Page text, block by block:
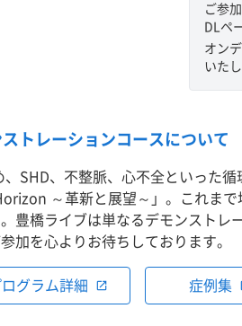
ご参
DLペ
オン
いた
トレーションコースについて
、SHD、不整脈、心不全といった
～革新と展望～」。これま
豊橋ライブは単なるデモンスト
加を心よりお待ちしております。
ログラム詳細 open_in_new 症例集